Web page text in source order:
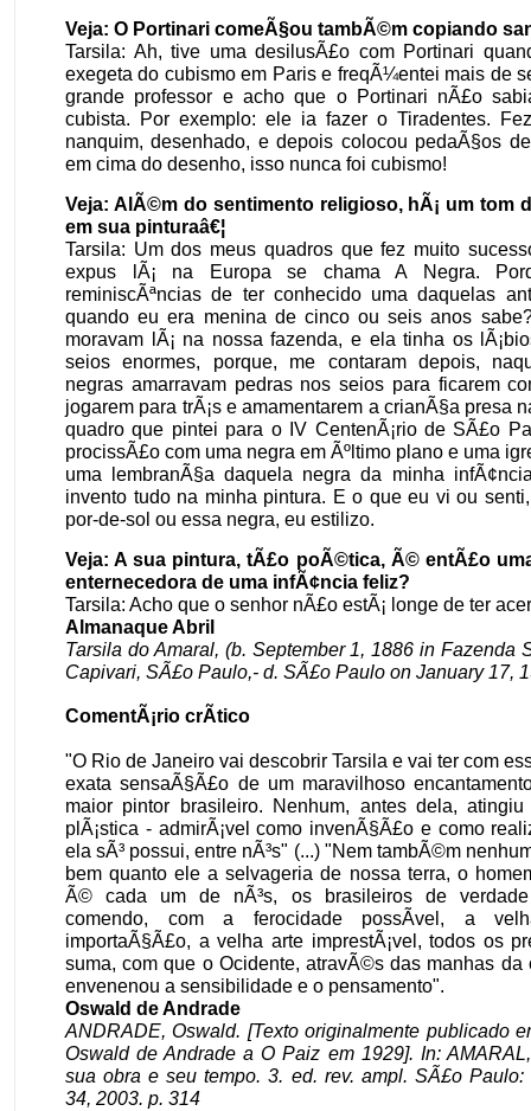
Veja: O Portinari comeÃ§ou tambÃ©m copiando
Tarsila: Ah, tive uma desilusÃ£o com Portinari
exegeta do cubismo em Paris e freqÃ¼entei mais de
grande professor e acho que o Portinari nÃ£o
cubista. Por exemplo: ele ia fazer o Tiradentes.
nanquim, desenhado, e depois colocou pedaÃ§os
em cima do desenho, isso nunca foi cubismo!
Veja: AlÃ©m do sentimento religioso, hÃ¡ um tom
em sua pinturaâ€¦
Tarsila: Um dos meus quadros que fez muito
expus lÃ¡ na Europa se chama A Negra.
reminiscÃªncias de ter conhecido uma daquelas
quando eu era menina de cinco ou seis anos
moravam lÃ¡ na nossa fazenda, e ela tinha os
seios enormes, porque, me contaram depois,
negras amarravam pedras nos seios para ficarem
jogarem para trÃ¡s e amamentarem a crianÃ§a presa
quadro que pintei para o IV CentenÃ¡rio de SÃ£o
procissÃ£o com uma negra em Ãºltimo plano e uma
uma lembranÃ§a daquela negra da minha
invento tudo na minha pintura. E o que eu vi ou
por-de-sol ou essa negra, eu estilizo.
Veja: A sua pintura, tÃ£o poÃ©tica, Ã© entÃ£o
enternecedora de uma infÃ¢ncia feliz?
Tarsila: Acho que o senhor nÃ£o estÃ¡ longe de ter
Almanaque Abril
Tarsila do Amaral, (b. September 1, 1886 in Fazenda
Capivari, SÃ£o Paulo,- d. SÃ£o Paulo on January 17,
ComentÃ¡rio crÃ­tico
"O Rio de Janeiro vai descobrir Tarsila e vai ter com
exata sensaÃ§Ã£o de um maravilhoso
maior pintor brasileiro. Nenhum, antes dela,
plÃ¡stica - admirÃ¡vel como invenÃ§Ã£o e como
ela sÃ³ possui, entre nÃ³s" (...) "Nem tambÃ©m
bem quanto ele a selvageria de nossa terra, o
Ã© cada um de nÃ³s, os brasileiros de
comendo, com a ferocidade possÃ­vel, a
importaÃ§Ã£o, a velha arte imprestÃ¡vel, todos os
suma, com que o Ocidente, atravÃ©s das manhas da
envenenou a sensibilidade e o pensamento".
Oswald de Andrade
ANDRADE, Oswald. [Texto originalmente publicado
Oswald de Andrade a O Paiz em 1929]. In:
sua obra e seu tempo. 3. ed. rev. ampl. SÃ£o Paulo:
34, 2003. p. 314